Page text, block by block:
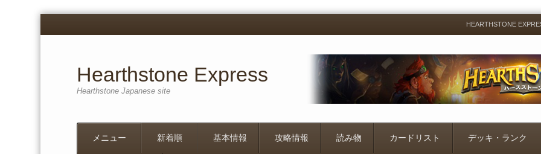
Menu
Skip
to
HEARTHSTONE
Hearthstone Express
Hearthstone Japanese site
メニュー 新着順 基本情報 攻略情報 読み物 カードリスト デッキ・ランク